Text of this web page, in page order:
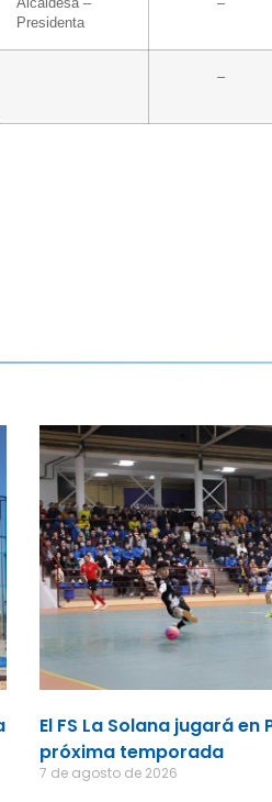
Alcaldesa –
Presidenta
–
–
El FS La Solana jugará
próxima temporada
7 de agosto de 2026